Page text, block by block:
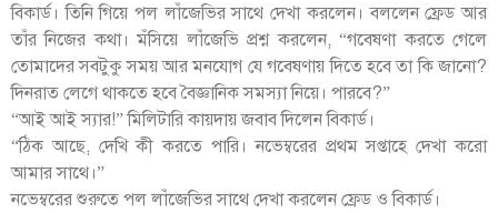
বিকার্ড। তিনি গিয়ে পল লাঁজেভির সাথে দেখা করলেন। বললেন ফ্রেড আর
তাঁর নিজের কথা। মঁসিয়ে লাঁজেভি প্রশ্ন করলেন, “গবেষণা করতে গেলে
তোমাদের সবটুকু সময় আর মনযোগ যে গবেষণায় দিতে হবে তা কি জানো?
দিনরাত লেগে থাকতে হবে বৈজ্ঞানিক সমস্যা নিয়ে। পারবে?”
“আই আই স্যার!” মিলিটারি কায়দায় জবাব দিলেন বিকার্ড।
“ঠিক আছে, দেখি কী করতে পারি। নভেম্বরের প্রথম সপ্তাহে দেখা করো
আমার সাথে।”
নভেম্বরের শুরুতে পল লাঁজেভির সাথে দেখা করলেন ফ্রেড ও বিকার্ড।